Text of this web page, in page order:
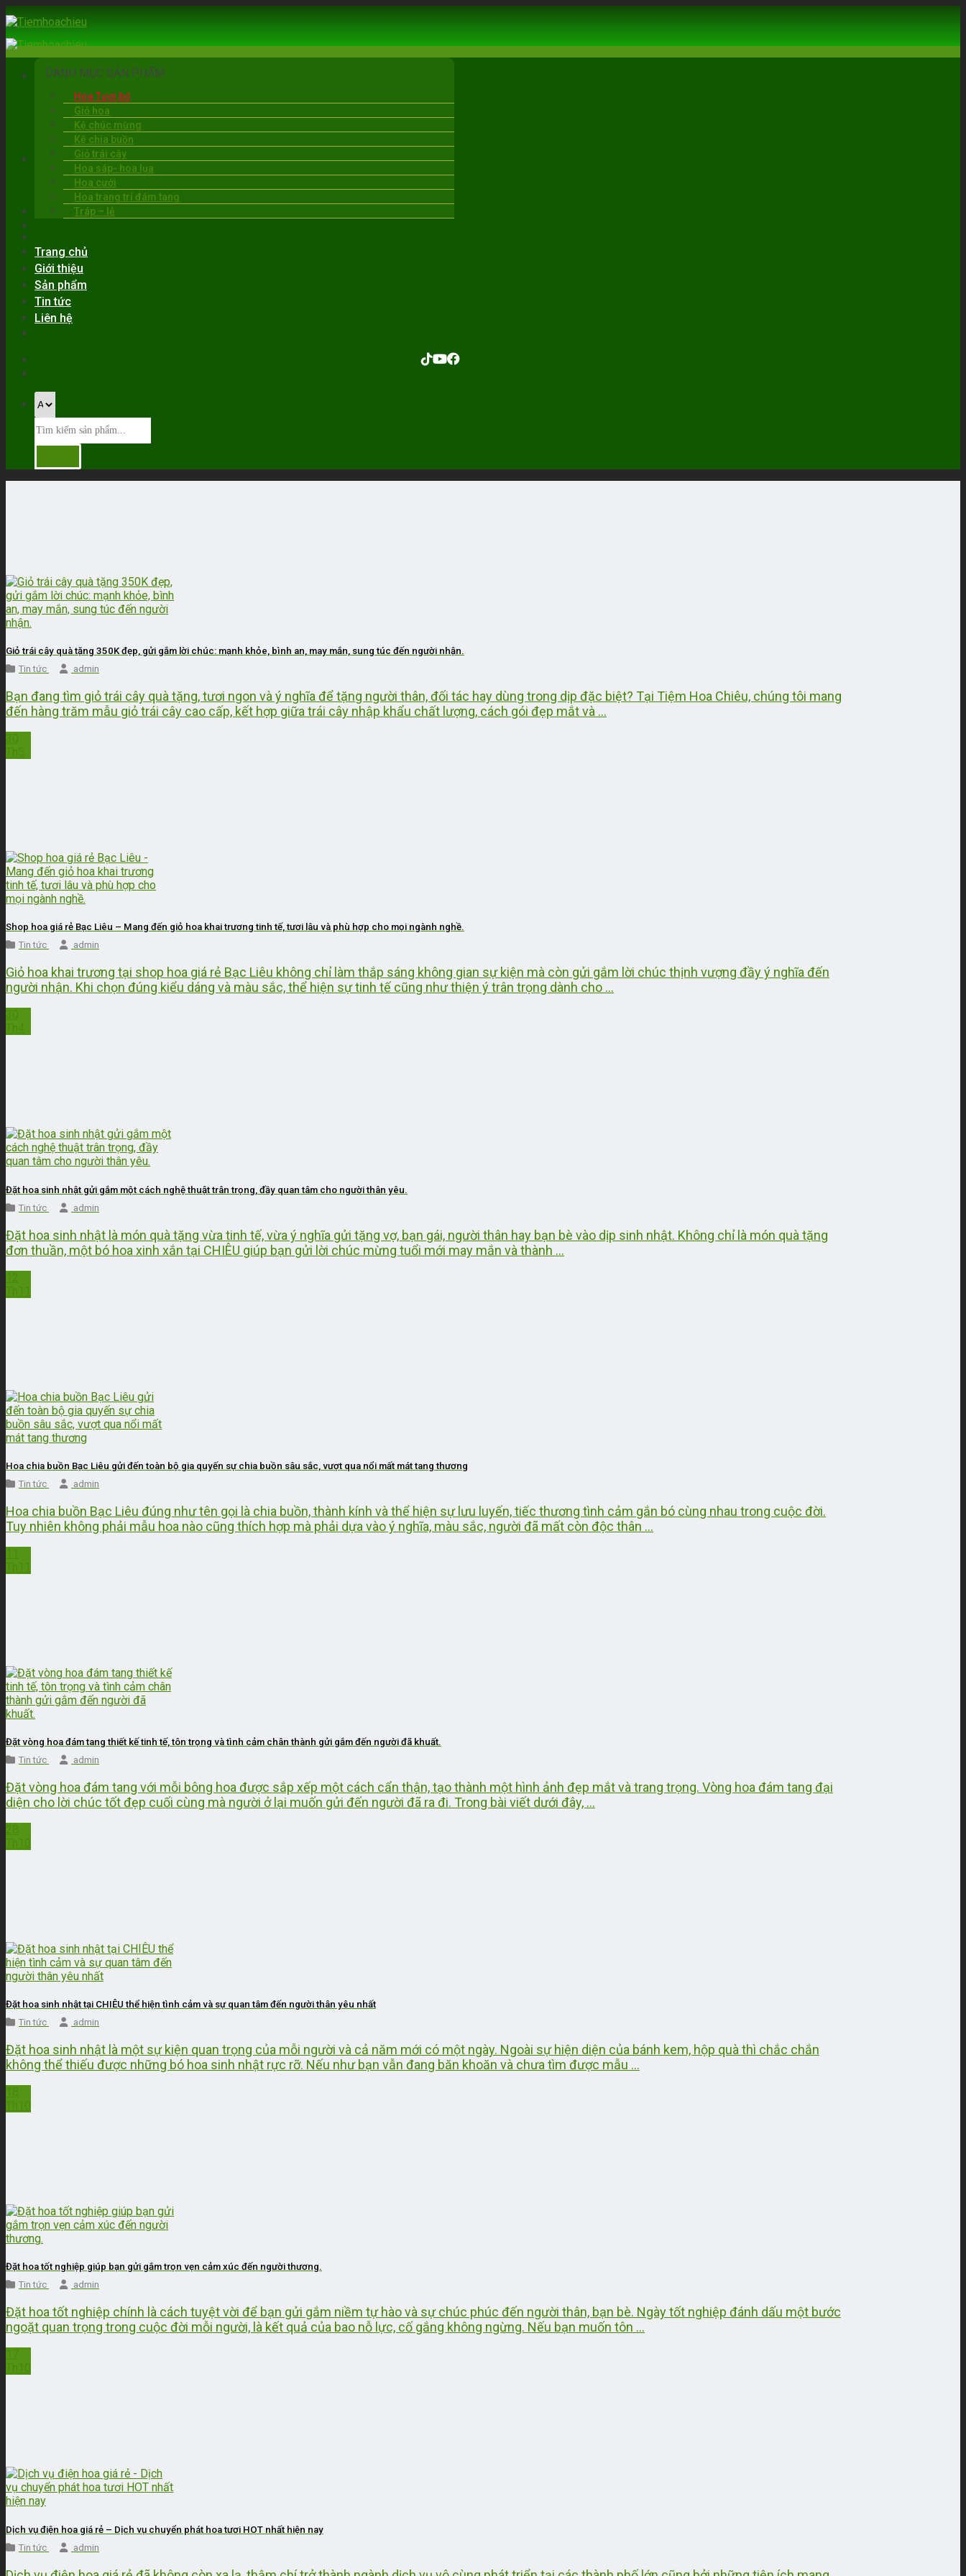
Skip
to
content
BẠC LIÊU
06:00 - 22:00
0919.30.6263
DANH MỤC SẢN PHẨM
Hoa Tươi bó
Giỏ hoa
Kệ chúc mừng
Kệ chia buồn
Giỏ trái cây
Hoa sáp- hoa lụa
Hoa cưới
Hoa trang trí đám tang
Tráp – lễ
Trang chủ
Giới thiệu
Sản phẩm
Tin tức
Liên hệ
Giỏ trái cây quà tặng 350K đẹp, gửi gắm lời chúc: mạnh khỏe, bình an, may mắn, sung túc đến người nhận.
Tin tức
admin
Bạn đang tìm giỏ trái cây quà tặng, tươi ngon và ý nghĩa để tặng người thân, đối tác hay dùng trong dịp đặc biệt? Tại Tiệm Hoa Chiêu, chúng tôi mang
đến hàng trăm mẫu giỏ trái cây cao cấp, kết hợp giữa trái cây nhập khẩu chất lượng, cách gói đẹp mắt và ...
Shop hoa giá rẻ Bạc Liêu – Mang đến giỏ hoa khai trương tinh tế, tươi lâu và phù hợp cho mọi ngành nghề.
Tin tức
admin
Giỏ hoa khai trương tại shop hoa giá rẻ Bạc Liêu không chỉ làm thắp sáng không gian sự kiện mà còn gửi gắm lời chúc thịnh vượng đầy ý nghĩa đến
người nhận. Khi chọn đúng kiểu dáng và màu sắc, thể hiện sự tinh tế cũng như thiện ý trân trọng dành cho ...
Đặt hoa sinh nhật gửi gắm một cách nghệ thuật trân trọng, đầy quan tâm cho người thân yêu.
Tin tức
admin
Đặt hoa sinh nhật là món quà tặng vừa tinh tế, vừa ý nghĩa gửi tặng vợ, bạn gái, người thân hay bạn bè vào dịp sinh nhật. Không chỉ là món quà tặng
đơn thuần, một bó hoa xinh xắn tại CHIÊU giúp bạn gửi lời chúc mừng tuổi mới may mắn và thành ...
Hoa chia buồn Bạc Liêu gửi đến toàn bộ gia quyến sự chia buồn sâu sắc, vượt qua nổi mất mát tang thương
Tin tức
admin
Hoa chia buồn Bạc Liêu đúng như tên gọi là chia buồn, thành kính và thể hiện sự lưu luyến, tiếc thương tình cảm gắn bó cùng nhau trong cuộc đời.
Tuy nhiên không phải mẫu hoa nào cũng thích hợp mà phải dựa vào ý nghĩa, màu sắc, người đã mất còn độc thân ...
Đặt vòng hoa đám tang thiết kế tinh tế, tôn trọng và tình cảm chân thành gửi gắm đến người đã khuất.
Tin tức
admin
Đặt vòng hoa đám tang với mỗi bông hoa được sắp xếp một cách cẩn thận, tạo thành một hình ảnh đẹp mắt và trang trọng. Vòng hoa đám tang đại
diện cho lời chúc tốt đẹp cuối cùng mà người ở lại muốn gửi đến người đã ra đi. Trong bài viết dưới đây, ...
Đặt hoa sinh nhật tại CHIÊU thể hiện tình cảm và sự quan tâm đến người thân yêu nhất
Tin tức
admin
Đặt hoa sinh nhật là một sự kiện quan trọng của mỗi người và cả năm mới có một ngày. Ngoài sự hiện diện của bánh kem, hộp quà thì chắc chắn
không thể thiếu được những bó hoa sinh nhật rực rỡ. Nếu như bạn vẫn đang băn khoăn và chưa tìm được mẫu ...
Đặt hoa tốt nghiệp giúp bạn gửi gắm trọn vẹn cảm xúc đến người thương.
Tin tức
admin
Đặt hoa tốt nghiệp chính là cách tuyệt vời để bạn gửi gắm niềm tự hào và sự chúc phúc đến người thân, bạn bè. Ngày tốt nghiệp đánh dấu một bước
ngoặt quan trọng trong cuộc đời mỗi người, là kết quả của bao nỗ lực, cố gắng không ngừng. Nếu bạn muốn tôn ...
Dịch vụ điện hoa giá rẻ – Dịch vụ chuyển phát hoa tươi HOT nhất hiện nay
Tin tức
admin